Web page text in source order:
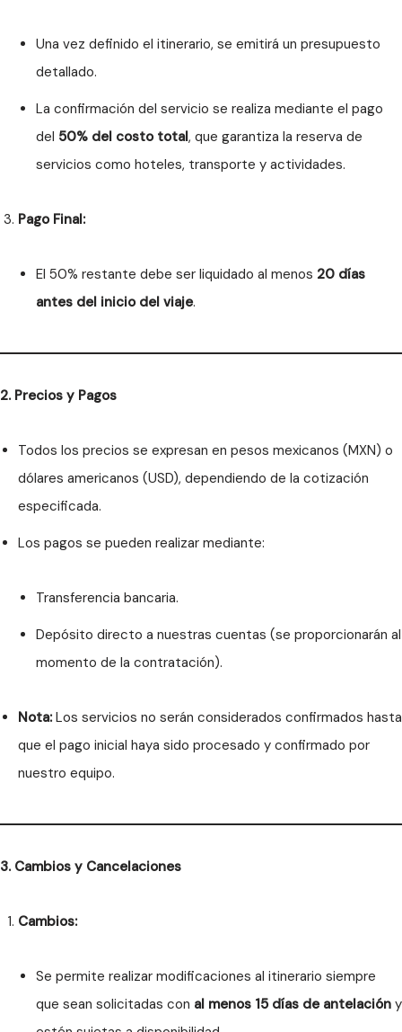
Una vez definido el itinerario, se emitirá un presupuesto
detallado.
La confirmación del servicio se realiza mediante el pago
del 50% del costo total, que garantiza la reserva de
servicios como hoteles, transporte y actividades.
Pago Final:
El 50% restante debe ser liquidado al menos 20 días
antes del inicio del viaje.
2. Precios y Pagos
Todos los precios se expresan en pesos mexicanos (MXN) o
dólares americanos (USD), dependiendo de la cotización
especificada.
Los pagos se pueden realizar mediante:
Transferencia bancaria.
Depósito directo a nuestras cuentas (se proporcionarán al
momento de la contratación).
Nota: Los servicios no serán considerados confirmados hasta
que el pago inicial haya sido procesado y confirmado por
nuestro equipo.
3. Cambios y Cancelaciones
Cambios:
Se permite realizar modificaciones al itinerario siempre
que sean solicitadas con al menos 15 días de antelación y